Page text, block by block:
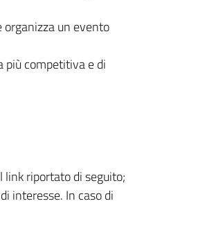
organizza un evento
più competitiva e di
riportato di seguito;
interesse. In caso di